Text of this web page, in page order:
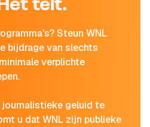
telt.
Steun WNL
bijdrage van slechts
verplichte
journalistieke geluid te
u dat WNL zijn publieke